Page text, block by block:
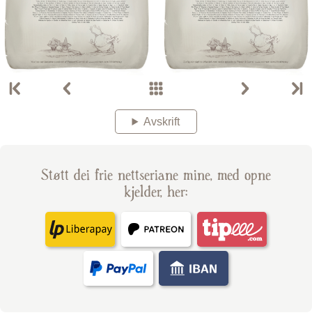
Avskrift
Støtt dei frie nettseriane mine, med opne
kjelder, her: